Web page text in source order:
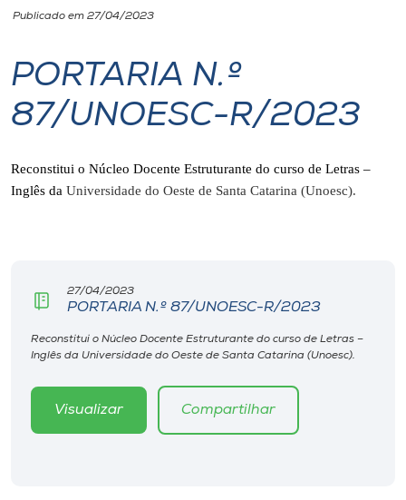
Unoesc
Internacionalização
I.nova
Diplomados
CPA
Biblioteca
Editora
Publicado em 27/04/2023
PORTARIA N.º
87/UNOESC-R/2023
Reconstitui o Núcleo Docente Estruturante do curso de Letras –
Inglês da Universidade do Oeste de Santa Catarina (Unoesc).
27/04/2023
PORTARIA N.º 87/UNOESC-R/2023
Reconstitui o Núcleo Docente Estruturante do curso de Letras –
Inglês da Universidade do Oeste de Santa Catarina (Unoesc).
Visualizar Compartilhar